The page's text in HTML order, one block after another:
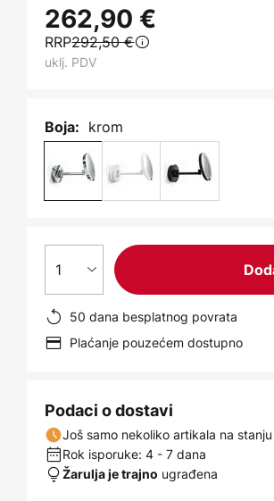
262,90 €
RRP292,50 €
uklj. PDV
Boja: krom
1
50 dana besplatnog povrata
Plaćanje pouzećem dostupno
Podaci o dostavi
Još samo nekoliko artikala na stanju
Rok isporuke: 4 - 7 dana
Žarulja je trajno ugrađena